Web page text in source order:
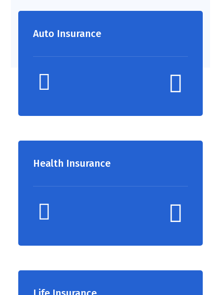
Auto Insurance
Health Insurance